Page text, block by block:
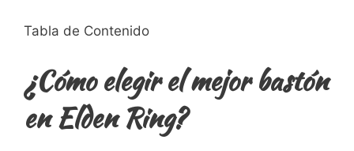
Tabla de Contenido
¿Cómo elegir el mejor bastón
en Elden Ring?